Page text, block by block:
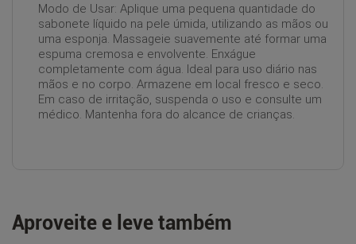
Modo de Usar: Aplique uma pequena quantidade do
sabonete líquido na pele úmida, utilizando as mãos ou
uma esponja. Massageie suavemente até formar uma
espuma cremosa e envolvente. Enxágue
completamente com água. Ideal para uso diário nas
mãos e no corpo. Armazene em local fresco e seco.
Em caso de irritação, suspenda o uso e consulte um
médico. Mantenha fora do alcance de crianças.
Aproveite e leve também